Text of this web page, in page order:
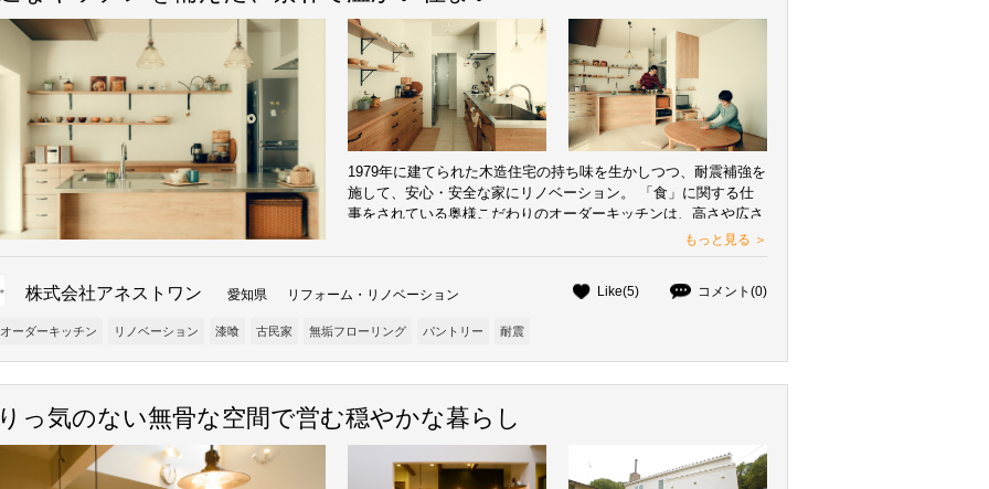
1979年に建てられた木造住宅の持ち味を生かしつつ、耐震補強を
施して、安心・安全な家にリノベーション。 「食」に関する仕
事をされている奥様こだわりのオーダーキッチンは、高さや広さ
を何度もシミュレーションして使いやすさを追求。 持っている
食器や調理器具の量に合わせてキッチン収納を作り、より快適に
のリビングにはちゃぶ台を置き、 床に座って過ごす「和」の要
りのある家となった。
もっと見る ＞
株式会社アネストワン 愛知県 リフォーム・リノベーション Like(5) コメント(0)
オーダーキッチン リノベーション 漆喰 古民家 無垢フローリング パントリー 耐震
っ気のない無骨な空間で営む穏やかな暮らし